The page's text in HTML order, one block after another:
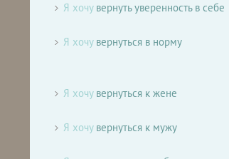
Я хочувернуть уверенность в себе
Я хочувернуться в норму
Я хочувернуться к жене
Я хочувернуться к мужу